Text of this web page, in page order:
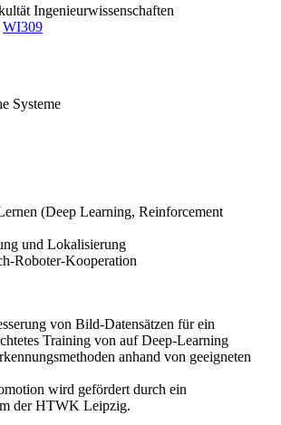
Ingenieurwissenschaften
WI309
Systeme
(Deep Learning, Reinforcement
und Lokalisierung
Roboter-Kooperation
von Bild-Datensätzen für ein
Training von auf Deep-Learning
anhand von geeigneten
wird gefördert durch ein
der HTWK Leipzig.